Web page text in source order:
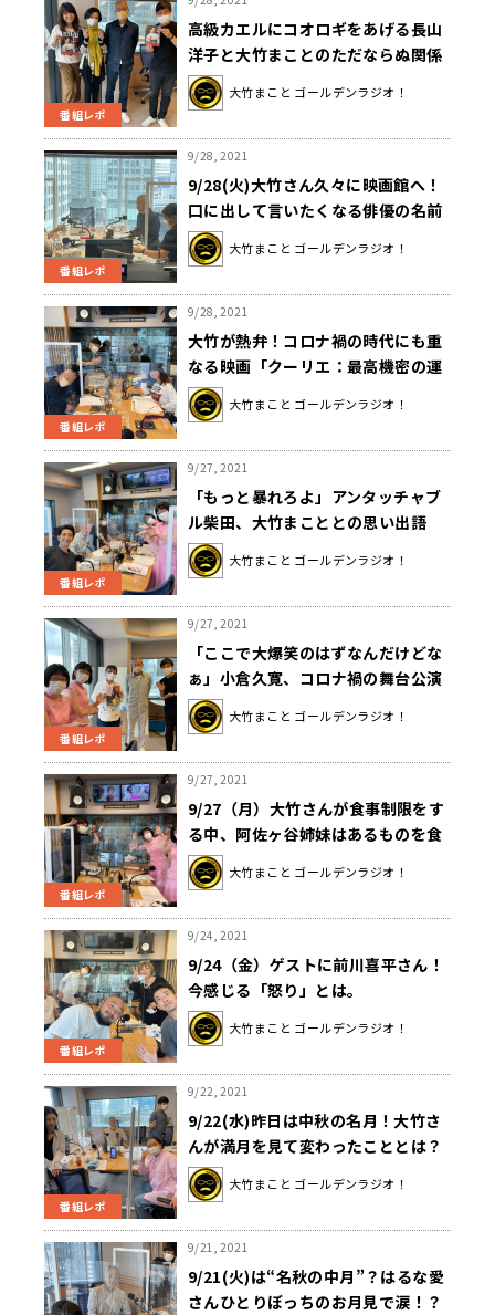
番組レポ
高級カエルにコオロギをあげる長山
洋子と大竹まことのただならぬ関係
～9月28日「大竹まこと ゴールデン
ラジオ」
大竹まこと ゴールデンラジオ！
番組レポ
9/28, 2021
9/28(火)大竹さん久々に映画館へ！
口に出して言いたくなる俳優の名前
は…ベネディクトカンバーバッ
チ！？
大竹まこと ゴールデンラジオ！
番組レポ
9/28, 2021
大竹が熱弁！コロナ禍の時代にも重
なる映画「クーリエ：最高機密の運
び屋」〜9月28日「大竹まこと ゴー
ルデンラジオ」
大竹まこと ゴールデンラジオ！
番組レポ
9/27, 2021
「もっと暴れろよ」アンタッチャブ
ル柴田、大竹まこととの思い出語
る〜9月27日「大竹まこと ゴールデ
ンラジオ」
大竹まこと ゴールデンラジオ！
番組レポ
9/27, 2021
「ここで大爆笑のはずなんだけどな
ぁ」小倉久寛、コロナ禍の舞台公演
の苦労を語る〜9月27日「大竹まこ
と ゴールデンラジオ」
大竹まこと ゴールデンラジオ！
番組レポ
9/27, 2021
9/27（月）大竹さんが食事制限をす
る中、阿佐ヶ谷姉妹はあるものを食
べまくっていた？
大竹まこと ゴールデンラジオ！
番組レポ
9/24, 2021
9/24（金）ゲストに前川喜平さん！
今感じる「怒り」とは。
大竹まこと ゴールデンラジオ！
番組レポ
9/22, 2021
9/22(水)昨日は中秋の名月！大竹さ
んが満月を見て変わったこととは？
大竹まこと ゴールデンラジオ！
9/21, 2021
9/21(火)は“名秋の中月”？はるな愛
さんひとりぼっちのお月見で涙！？